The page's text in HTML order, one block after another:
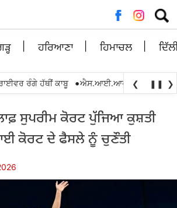
for:
ਹਰਿਆਣਾ ਹਿਮਾਚਲ
ਰੰਗੇ ਹੱਥੀਂ ਕਾਬੂ • ਐਸ.ਆਈ.ਆਰ.2026 ਦੌਰਾਨ
❮ ❚❚ ❯
ਸੁਪਰੀਮ ਕੋਰਟ ਪੁੱਜਿਆ ਕੁਸ਼ਤੀ
ਕੋਰਟ ਦੇ ਫੈਸਲੇ ਨੂੰ ਚੁਣੌਤੀ